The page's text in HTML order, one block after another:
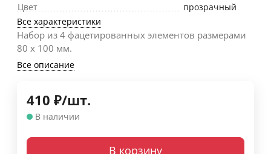
Цвет
прозрачный
Все характеристики
Набор из 4 фацетированных элементов размерами
80 х 100 мм.
Все описание
410 ₽/шт.
В наличии
В корзину